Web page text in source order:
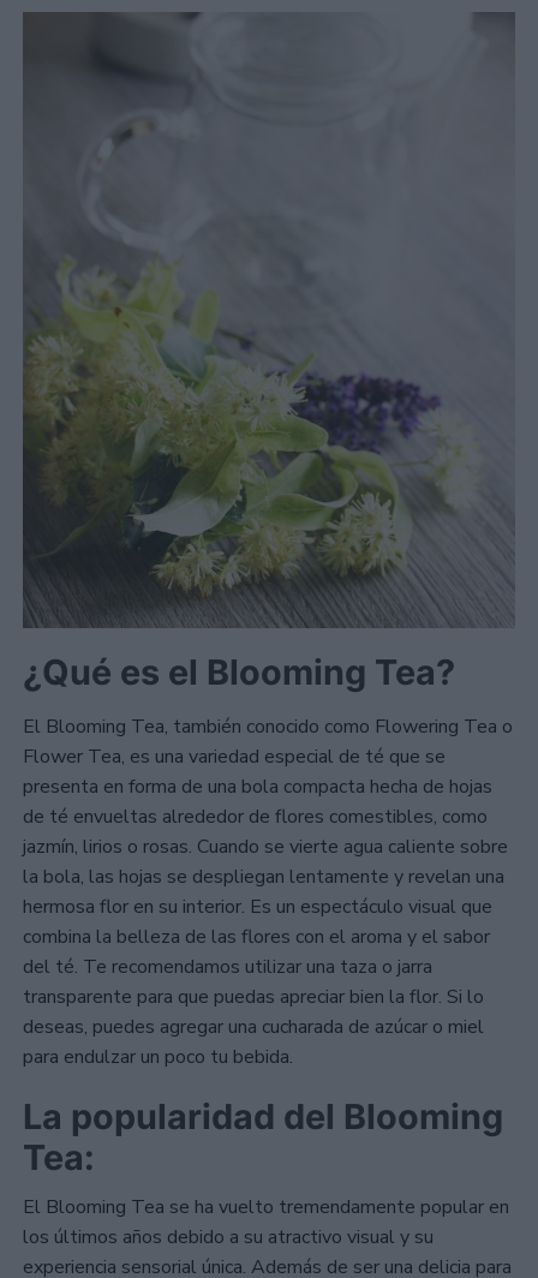
¿Qué es el Blooming Tea?
El Blooming Tea, también conocido como Flowering Tea o
Flower Tea, es una variedad especial de té que se
presenta en forma de una bola compacta hecha de hojas
de té envueltas alrededor de flores comestibles, como
jazmín, lirios o rosas. Cuando se vierte agua caliente sobre
la bola, las hojas se despliegan lentamente y revelan una
hermosa flor en su interior. Es un espectáculo visual que
combina la belleza de las flores con el aroma y el sabor
del té. Te recomendamos utilizar una taza o jarra
transparente para que puedas apreciar bien la flor. Si lo
deseas, puedes agregar una cucharada de azúcar o miel
para endulzar un poco tu bebida.
La popularidad del Blooming
Tea:
El Blooming Tea se ha vuelto tremendamente popular en
los últimos años debido a su atractivo visual y su
experiencia sensorial única. Además de ser una delicia para